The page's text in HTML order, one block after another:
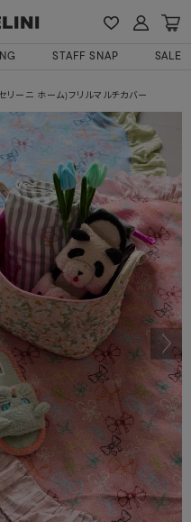
STAFF SNAP SALE
リーニ ホーム)フリルマルチカバー